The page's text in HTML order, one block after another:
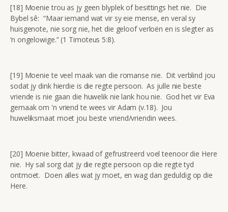
[18] Moenie trou as jy geen blyplek of besittings het nie. Die
Bybel sê: “Maar iemand wat vir sy eie mense, en veral sy
huisgenote, nie sorg nie, het die geloof verloën en is slegter as
‘n ongelowige.” (1 Timoteus 5:8).
[19] Moenie te veel maak van die romanse nie. Dit verblind jou
sodat jy dink hierdie is die regte persoon. As julle nie beste
vriende is nie gaan die huwelik nie lank hou nie. God het vir Eva
gemaak om 'n vriend te wees vir Adam (v.18). Jou
huweliksmaat moet jou beste vriend/vriendin wees.
[20] Moenie bitter, kwaad of gefrustreerd voel teenoor die Here
nie. Hy sal sorg dat jy die regte persoon op die regte tyd
ontmoet. Doen alles wat jy moet, en wag dan geduldig op die
Here.